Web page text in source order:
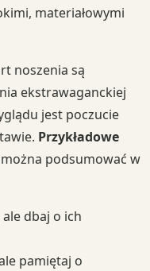
materiałowymi
noszenia są
ekstrawaganckiej
jest poczucie
Przykładowe
podsumować w
dbaj o ich
pamiętaj o